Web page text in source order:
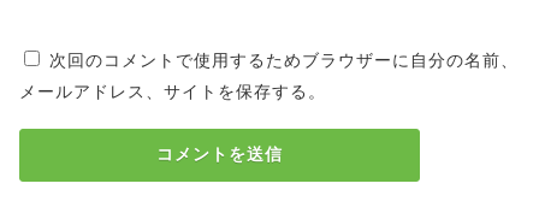
次回のコメントで使用するためブラウザーに自分の名前、
メールアドレス、サイトを保存する。